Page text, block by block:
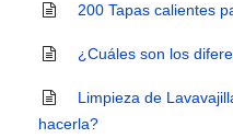
200 Tapas calientes
¿Cuáles son los
Limpieza de
hacerla?